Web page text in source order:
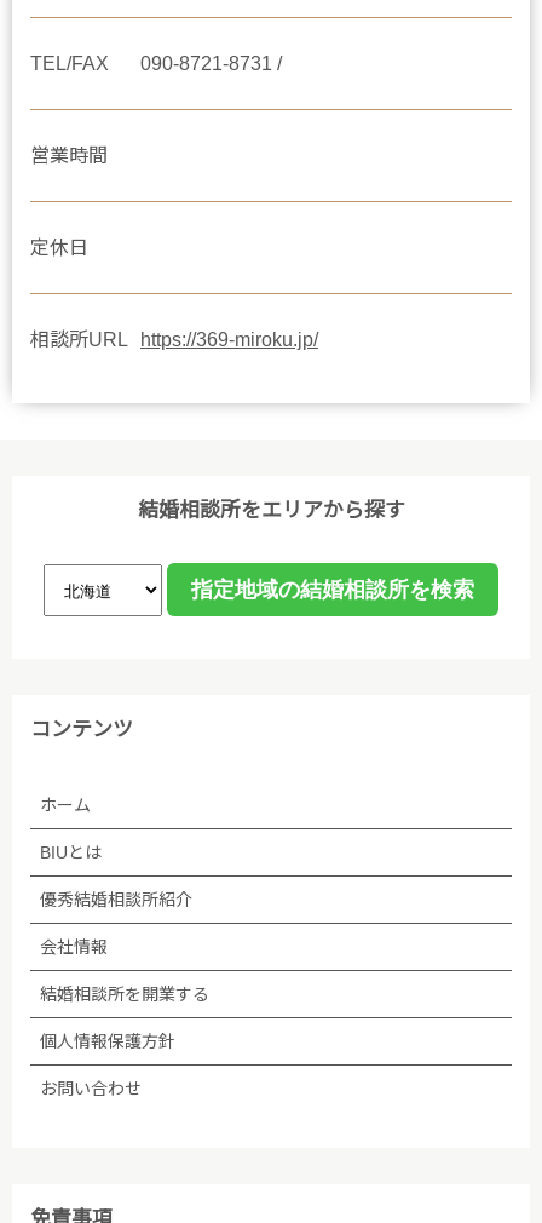
TEL/FAX 090-8721-8731 /
営業時間
定休日
相談所URL https://369-miroku.jp/
結婚相談所をエリアから探す
コンテンツ
ホーム
BIUとは
優秀結婚相談所紹介
会社情報
結婚相談所を開業する
個人情報保護方針
お問い合わせ